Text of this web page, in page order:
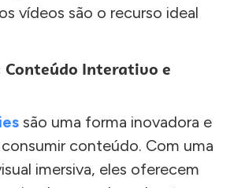
vídeos são o recurso ideal
Conteúdo Interativo e
são uma forma inovadora e
conteúdo. Com uma
imersiva, eles oferecem